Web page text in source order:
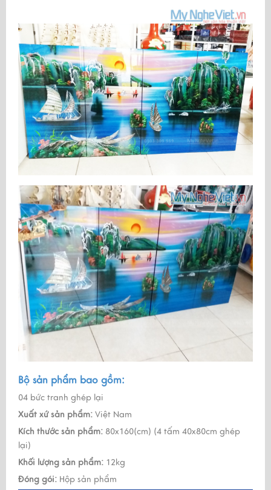
Bộ sản phẩm bao gồm:
04 bức tranh ghép lại
Xuất xứ sản phẩm: Việt Nam
Kích thước sản phẩm: 80x160(cm) (4 tấm 40x80cm ghép
lại)
Khối lượng sản phẩm: 12kg
Đóng gói: Hộp sản phẩm